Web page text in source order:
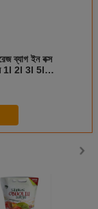
ব্যাগ ইন বক্স
1l 2l 3l 5l